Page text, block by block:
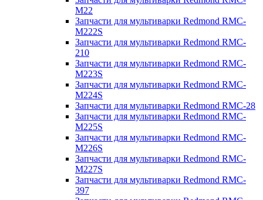
M22
Запчасти для мультиварки Redmond RMC-
M222S
Запчасти для мультиварки Redmond RMC-
210
Запчасти для мультиварки Redmond RMC-
M223S
Запчасти для мультиварки Redmond RMC-
M224S
Запчасти для мультиварки Redmond RMC-28
Запчасти для мультиварки Redmond RMC-
M225S
Запчасти для мультиварки Redmond RMC-
M226S
Запчасти для мультиварки Redmond RMC-
M227S
Запчасти для мультиварки Redmond RMC-
397